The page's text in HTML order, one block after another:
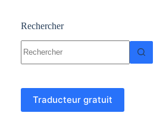
mathématique
Rechercher
résultat
Traducteur gratuit